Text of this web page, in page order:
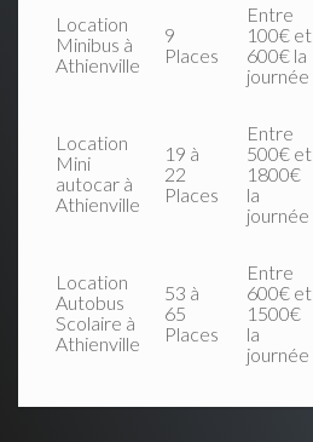
Location
Minibus à
Athienville
9
Places
Entre
100€ et
600€ la
journée
Location
Mini
autocar à
Athienville
19 à
22
Places
Entre
500€ et
1800€
la
journée
Location
Autobus
Scolaire à
Athienville
53 à
65
Places
Entre
600€ et
1500€
la
journée